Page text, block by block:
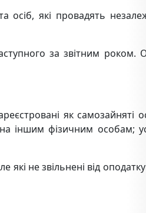
осіб, які провадять
за звітним роком.
як самозайняті
іншим фізичним особам;
які не звільнені від